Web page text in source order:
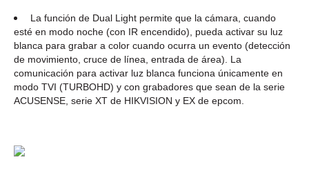
La función de Dual Light permite que la cámara, cuando
esté en modo noche (con IR encendido), pueda activar su luz
blanca para grabar a color cuando ocurra un evento (detección
de movimiento, cruce de línea, entrada de área). La
comunicación para activar luz blanca funciona únicamente en
modo TVI (TURBOHD) y con grabadores que sean de la serie
ACUSENSE, serie XT de HIKVISION y EX de epcom.